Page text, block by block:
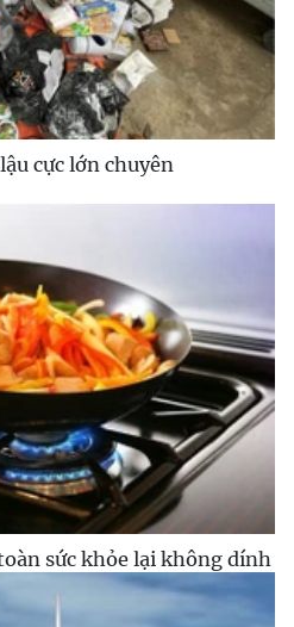
cực lớn chuyên
sức khỏe lại không dính